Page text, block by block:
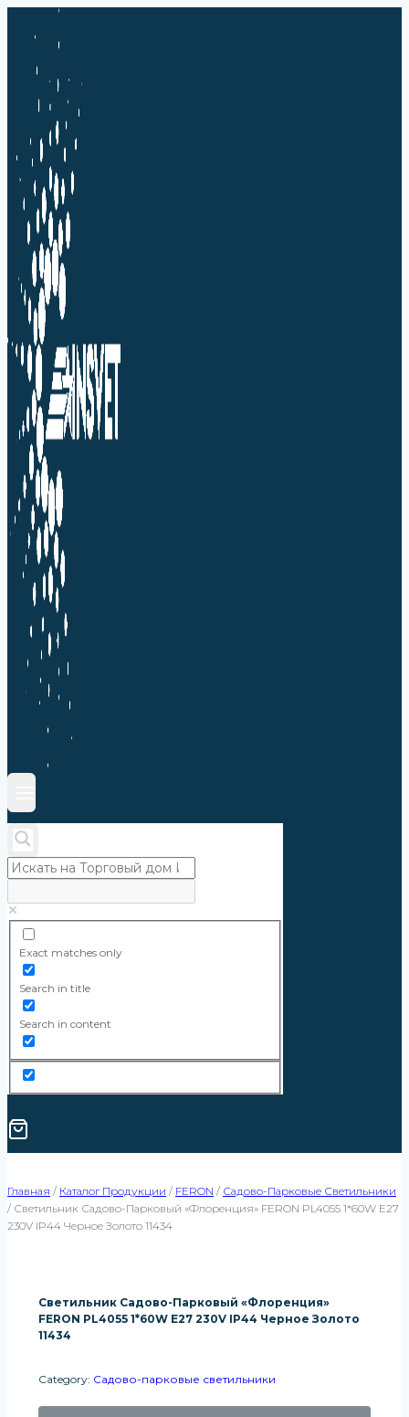
Exact matches only
Search in title
Search in content
Главная / Каталог Продукции / FERON / Садово-Парковые Светильники
/ Светильник Садово-Парковый «Флоренция» FERON PL4055 1*60W E27
230V IP44 Черное Золото 11434
Светильник Садово-Парковый «Флоренция»
FERON PL4055 1*60W E27 230V IP44 Черное Золото
11434
Category: Садово-парковые светильники